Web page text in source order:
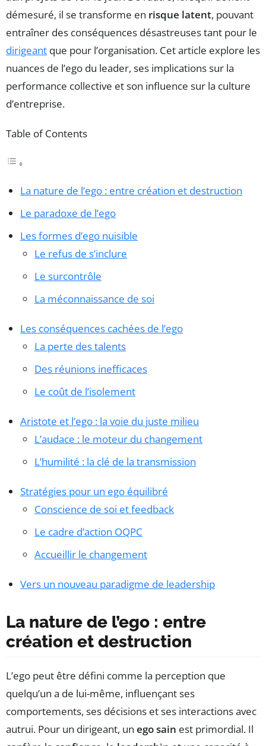
démesuré, il se transforme en risque latent, pouvant
entraîner des conséquences désastreuses tant pour le
dirigeant que pour l’organisation. Cet article explore les
nuances de l’ego du leader, ses implications sur la
performance collective et son influence sur la culture
d’entreprise.
Table of Contents
La nature de l’ego : entre création et destruction
Le paradoxe de l’ego
Les formes d’ego nuisible
Le refus de s’inclure
Le surcontrôle
La méconnaissance de soi
Les conséquences cachées de l’ego
La perte des talents
Des réunions inefficaces
Le coût de l’isolement
Aristote et l’ego : la voie du juste milieu
L’audace : le moteur du changement
L’humilité : la clé de la transmission
Stratégies pour un ego équilibré
Conscience de soi et feedback
Le cadre d’action OQPC
Accueillir le changement
Vers un nouveau paradigme de leadership
La nature de l’ego : entre
création et destruction
L’ego peut être défini comme la perception que
quelqu’un a de lui-même, influençant ses
comportements, ses décisions et ses interactions avec
autrui. Pour un dirigeant, un ego sain est primordial. Il